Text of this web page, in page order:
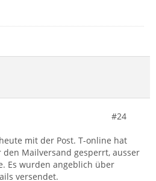
#24
mit der Post. T-online hat
Mailversand gesperrt, ausser
Es wurden angeblich über
versendet.